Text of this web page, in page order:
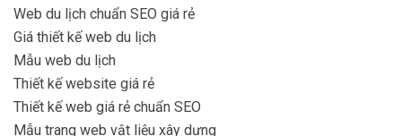
Web du lịch chuẩn SEO giá rẻ
Giá thiết kế web du lịch
Mẫu web du lịch
Thiết kế website giá rẻ
Thiết kế web giá rẻ chuẩn SEO
Mẫu trang web vật liệu xây dựng